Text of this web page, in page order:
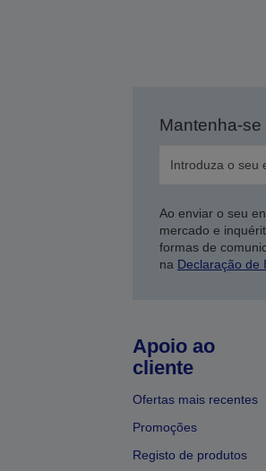
Mantenha-
Ao enviar o seu
mercado e
formas de
na Declaração de
Apoio ao
cliente
Ofertas mais recentes
Promoções
Registo de produtos